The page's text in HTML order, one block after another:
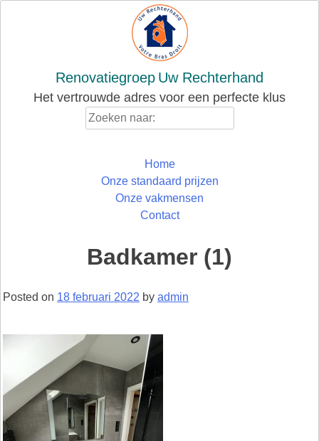
Renovatiegroep Uw Rechterhand
Het vertrouwde adres voor een perfecte klus
Home
Onze standaard prijzen
Onze vakmensen
Contact
Badkamer (1)
Posted on 18 februari 2022 by admin